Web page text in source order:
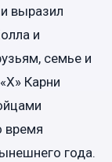
выразил
и
семье и
Карни
время
года.